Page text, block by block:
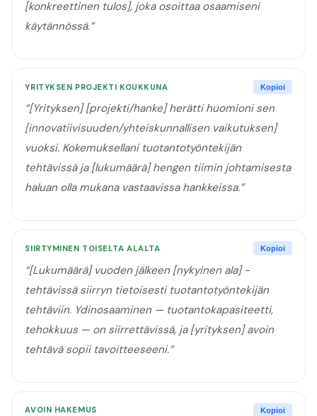
[konkreettinen tulos], joka osoittaa osaamiseni
käytännössä.”
YRITYKSEN PROJEKTI KOUKKUNA Kopioi
“[Yrityksen] [projekti/hanke] herätti huomioni sen
[innovatiivisuuden/yhteiskunnallisen vaikutuksen]
vuoksi. Kokemuksellani tuotantotyöntekijän
tehtävissä ja [lukumäärä] hengen tiimin johtamisesta
haluan olla mukana vastaavissa hankkeissa.”
SIIRTYMINEN TOISELTA ALALTA Kopioi
“[Lukumäärä] vuoden jälkeen [nykyinen ala] -
tehtävissä siirryn tietoisesti tuotantotyöntekijän
tehtäviin. Ydinosaaminen — tuotantokapasiteetti,
tehokkuus — on siirrettävissä, ja [yrityksen] avoin
tehtävä sopii tavoitteeseeni.”
AVOIN HAKEMUS Kopioi